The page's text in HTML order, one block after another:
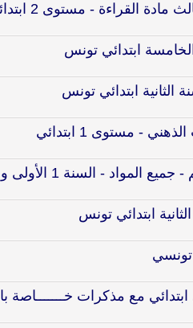
القراءة - مستوى 2 ابتدائي
ابتدائي تونس
ابتدائي تونس
- مستوى 1 ابتدائي
1 الأولى و 2 الثانية ابتدائي
ابتدائي تونس
مع مذكرات خـــــــاصة